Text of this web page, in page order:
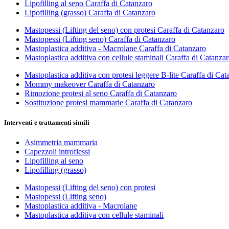
Lipofilling al seno Caraffa di Catanzaro
Lipofilling (grasso) Caraffa di Catanzaro
Mastopessi (Lifting del seno) con protesi Caraffa di Catanzaro
Mastopessi (Lifting seno) Caraffa di Catanzaro
Mastoplastica additiva - Macrolane Caraffa di Catanzaro
Mastoplastica additiva con cellule staminali Caraffa di
Mastoplastica additiva con protesi leggere B-lite Caraffa di
Mommy makeover Caraffa di Catanzaro
Rimozione protesi al seno Caraffa di Catanzaro
Sostituzione protesi mammarie Caraffa di Catanzaro
Interventi e trattamenti simili
Asimmetria mammaria
Capezzoli introflessi
Lipofilling al seno
Lipofilling (grasso)
Mastopessi (Lifting del seno) con protesi
Mastopessi (Lifting seno)
Mastoplastica additiva - Macrolane
Mastoplastica additiva con cellule staminali